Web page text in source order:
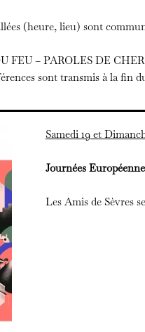
(heure, lieu) sont
FEU – PAROLES DE
sont transmis à la fin
Samedi 19 et
Journées
Les Amis de Sèvres